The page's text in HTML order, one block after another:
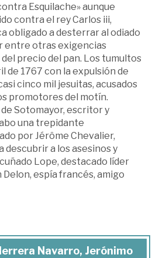
Esquilache» aunque
contra el rey Carlos iii,
obligado a desterrar al odiado
entre otras exigencias
precio del pan. Los tumultos
de 1767 con la expulsión de
cinco mil jesuitas, acusados
promotores del motín.
Sotomayor, escritor y
una trepidante
por Jérôme Chevalier,
descubrir a los asesinos y
Lope, destacado líder
Delon, espía francés, amigo
Navarro, Jerónimo